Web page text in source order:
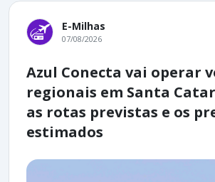
E-Milhas
07/08/2026
Azul Conecta vai operar
regionais em Santa
as rotas previstas e os
estimados